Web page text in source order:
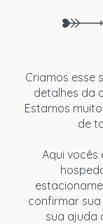
Criamos esse
detalhes da
Estamos
de
Aqui
confirmar
sua ajuda